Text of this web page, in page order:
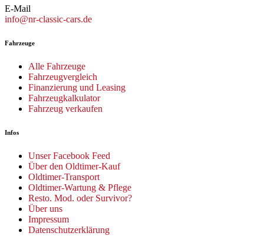
E-Mail
info@nr-classic-cars.de
Fahrzeuge
Alle Fahrzeuge
Fahrzeugvergleich
Finanzierung und Leasing
Fahrzeugkalkulator
Fahrzeug verkaufen
Infos
Unser Facebook Feed
Über den Oldtimer-Kauf
Oldtimer-Transport
Oldtimer-Wartung & Pflege
Resto. Mod. oder Survivor?
Über uns
Impressum
Datenschutzerklärung